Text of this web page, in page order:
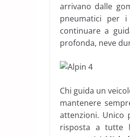
arrivano dalle
pneumatici per i
continuare a
profonda, neve
Chi guida un
mantenere
attenzioni. Unico
risposta a tutte